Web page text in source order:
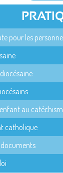
pour les
au
catholique